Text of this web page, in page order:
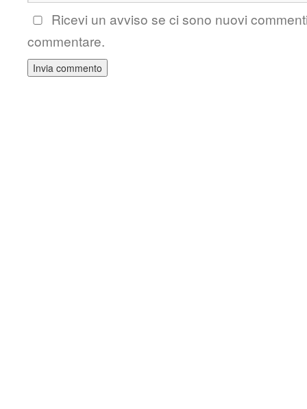
Ricevi un avviso se ci sono nuovi
commentare.